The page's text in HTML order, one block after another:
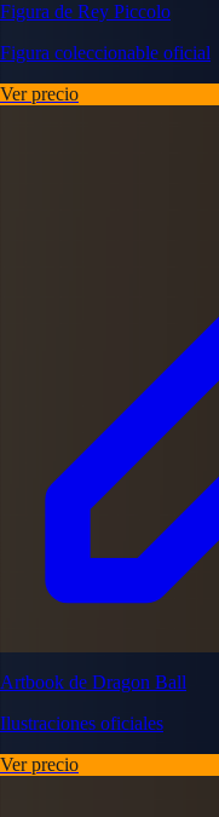
Figura de Rey Piccolo
Figura coleccionable oficial
Ver precio
Artbook de Dragon Ball
Ilustraciones oficiales
Ver precio